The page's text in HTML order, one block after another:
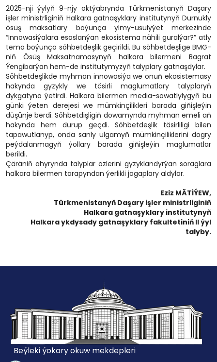
2025-nji ýylyň 9-njy oktýabrynda Türkmenistanyň Daşary
işler ministrliginiň Halkara gatnaşyklary institutynyň Durnukly
ösüş maksatlary boýunça ylmy-usulyýet merkezinde
“Innowasiýalara esaslanýan ekosistema nähili guralýar?” atly
tema boýunça söhbetdeşlik geçirildi. Bu söhbetdeşlige BMG-
niň Ösüş Maksatnamasynyň halkara bilermeni Bagrat
Ýengibarýan hem-de institutymyzyň talyplary gatnaşdylar.
Söhbetdeşlikde myhman innowasiýa we onuň ekosistemasy
hakynda gyzykly we täsirli maglumatlary talyplaryň
dykgatyna ýetirdi. Halkara bilermen media-sowatlylygyň bu
günki ýeten derejesi we mümkinçilikleri barada giňişleýin
düşünje berdi. Söhbetdişligiň dowamynda myhman emeli aň
hakynda hem durup geçdi. Söhbetdeşlik täsirliligi bilen
tapawutlanyp, onda sanly ulgamyň mümkinçiliklerini dogry
peýdalanmagyň ýollary barada giňişleýin maglumatlar
berildi.
Çäräniň ahyrynda talyplar özlerini gyzyklandyrýan soraglara
halkara bilermen tarapyndan ýerlikli jogaplary aldylar.
Eziz MÄTİÝEW,
Türkmenistanyň Daşary işler ministrliginiň
Halkara gatnaşyklary institutynyň
Halkara ykdysady gatnaşyklary fakultetiniň II ýyl
talyby.
Beýleki ýokary okuw mekdepleri